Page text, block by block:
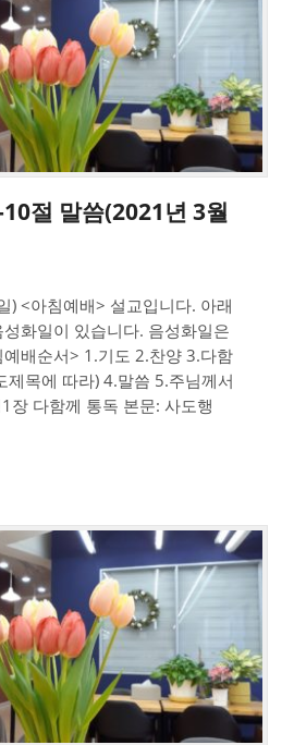
절 말씀(2021년 3월
) <아침예배> 설교입니다. 아래
화일이 있습니다. 음성화일은
배순서> 1.기도 2.찬양 3.다함
제목에 따라) 4.말씀 5.주님께서
장 다함께 통독 본문: 사도행